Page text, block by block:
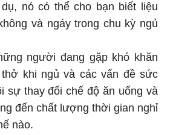
nó có thể cho bạn biết liệu
và ngáy trong chu kỳ ngủ
người đang gặp khó khăn
khi ngủ và các vấn đề sức
sự thay đổi chế độ ăn uống và
đến chất lượng thời gian nghỉ
nào.